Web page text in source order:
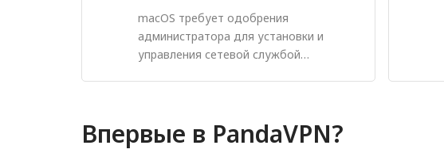
macOS требует одобрения
администратора для установки и
управления сетевой службой
Впервые в PandaVPN?